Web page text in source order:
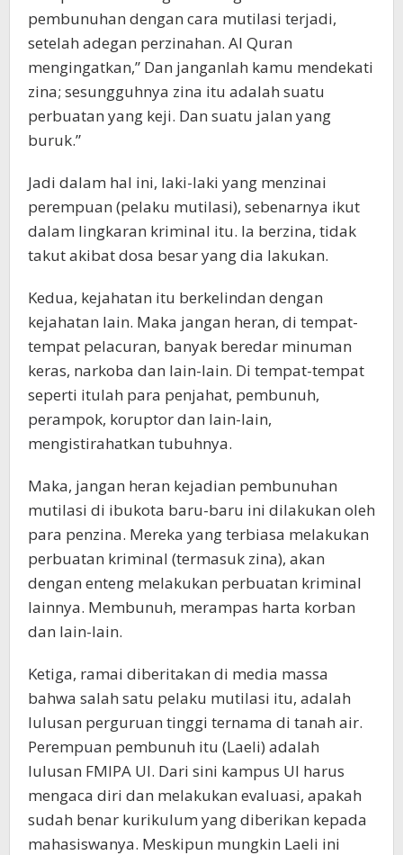
pembunuhan dengan cara mutilasi terjadi,
setelah adegan perzinahan. Al Quran
mengingatkan,” Dan janganlah kamu mendekati
zina; sesungguhnya zina itu adalah suatu
perbuatan yang keji. Dan suatu jalan yang
buruk.”
Jadi dalam hal ini, laki-laki yang menzinai
perempuan (pelaku mutilasi), sebenarnya ikut
dalam lingkaran kriminal itu. Ia berzina, tidak
takut akibat dosa besar yang dia lakukan.
Kedua, kejahatan itu berkelindan dengan
kejahatan lain. Maka jangan heran, di tempat-
tempat pelacuran, banyak beredar minuman
keras, narkoba dan lain-lain. Di tempat-tempat
seperti itulah para penjahat, pembunuh,
perampok, koruptor dan lain-lain,
mengistirahatkan tubuhnya.
Maka, jangan heran kejadian pembunuhan
mutilasi di ibukota baru-baru ini dilakukan oleh
para penzina. Mereka yang terbiasa melakukan
perbuatan kriminal (termasuk zina), akan
dengan enteng melakukan perbuatan kriminal
lainnya. Membunuh, merampas harta korban
dan lain-lain.
Ketiga, ramai diberitakan di media massa
bahwa salah satu pelaku mutilasi itu, adalah
lulusan perguruan tinggi ternama di tanah air.
Perempuan pembunuh itu (Laeli) adalah
lulusan FMIPA UI. Dari sini kampus UI harus
mengaca diri dan melakukan evaluasi, apakah
sudah benar kurikulum yang diberikan kepada
mahasiswanya. Meskipun mungkin Laeli ini